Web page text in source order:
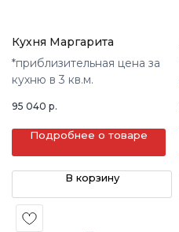
Кухня Маргарита
*приблизительная цена за
кухню в 3 кв.м.
95 040 р.
Подробнее о товаре
В корзину